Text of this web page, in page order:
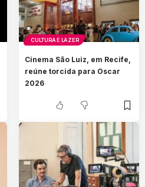
CULTURA E LAZER
Cinema São Luiz, em Recife,
reúne torcida para Oscar
2026